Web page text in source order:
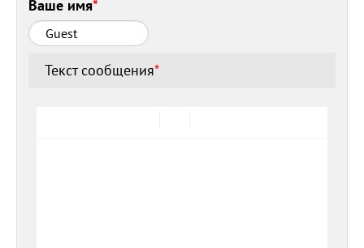
Ваше имя*
Текст сообщения*